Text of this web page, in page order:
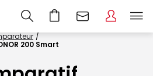
200 Smart